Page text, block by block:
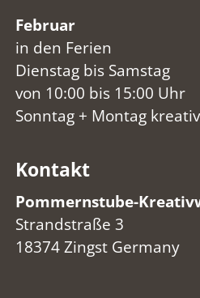
Februar
in den Ferien
Dienstag bis Samstag
von 10:00 bis 15:00 Uhr
Sonntag + Montag
Kontakt
Pommernstube-
Strandstraße 3
18374 Zingst Germany